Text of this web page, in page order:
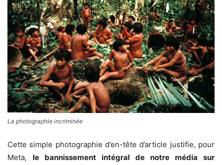
La photographie incriminée
Cette simple photographie d’en-tête d’article justifie, pour
Meta, le bannissement intégral de notre média sur